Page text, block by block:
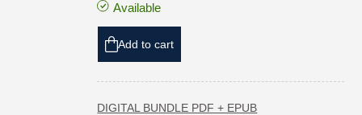
Available
Add to cart
DIGITAL BUNDLE PDF + EPUB